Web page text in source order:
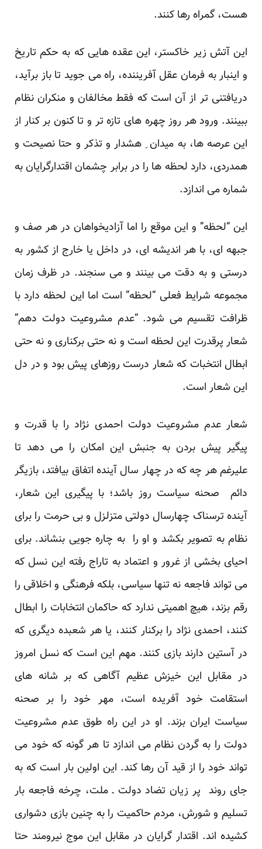
هست، گمراه رها کنند.
این آتش زیر خاکستر، این عقده هایی که به حکم تاریخ
و اینبار به فرمان عقل آفریننده، راه می جوید تا باز برآید،
دریافتنی تر از آن است که فقط مخالفان و منکران نظام
ببینند. ورود هر روز چهره های تازه تر و تا کنون بر کنار از
این عرصه ها، به میدان ِ هشدار و تذکر و حتا نصیحت و
همدردی، دارد لحظه ها را در برابر چشمان اقتدارگرایان به
شماره می اندازد.
این “لحظه” و این موقع را اما آزادیخواهان در هر صف و
جبهه ای، با هر اندیشه ای، در داخل یا خارج از کشور به
درستی و به دقت می بینند و می سنجند. در ظرف زمان
مجموعه شرایط فعلی “لحظه” است اما این لحظه دارد با
ظرافت تقسیم می شود. “عدم مشروعیت دولت دهم”
شعار پرقدرت این لحظه است و نه حتی برکناری و نه حتی
ابطال انتخبات که شعار درست روزهای پیش بود و در دل
این شعار است.
شعار عدم مشروعیت دولت احمدی نژاد را با قدرت و
پیگیر پیش بردن به جنبش این امکان را می دهد تا
علیرغم هر چه که در چهار سال آینده اتفاق بیافتد، بازیگر
دائم صحنه سیاست روز باشد؛ با پیگیری این شعار،
آینده ترسناک چهارسال دولتی متزلزل و بی حرمت را برای
نظام به تصویر بکشد و او را به چاره جویی بنشاند. برای
احیای بخشی از غرور و اعتماد به تاراج رفته این نسل که
می تواند فاجعه نه تنها سیاسی، بلکه فرهنگی و اخلاقی را
رقم بزند، هیچ اهمیتی ندارد که حاکمان انتخابات را ابطال
کنند، احمدی نژاد را برکنار کنند، یا هر شعبده دیگری که
در آستین دارند بازی کنند. مهم این است که نسل امروز
در مقابل این خیزش عظیم آگاهی که بر شانه های
استقامت خود آفریده است، مهر خود را بر صحنه
سیاست ایران بزند. او در این راه طوق عدم مشروعیت
دولت را به گردن نظام می اندازد تا هر گونه که خود می
تواند خود را از قید آن رها کند. این اولین بار است که به
جای روند پر زیان تضاد دولت ـ ملت، چرخه فاجعه بار
تسلیم و شورش، مردم حاکمیت را به چنین بازی دشواری
کشیده اند. اقتدار گرایان در مقابل این موج نیرومند حتا